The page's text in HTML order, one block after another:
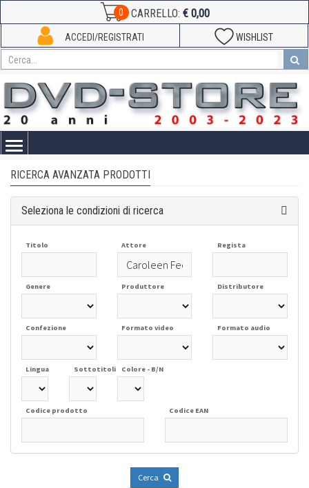
0 CARRELLO: € 0,00
WISHLIST
ACCEDI/REGISTRATI
Toggle
RICERCA AVANZATA PRODOTTI
Seleziona le condizioni di ricerca
Titolo Attore Regista
Genere Produttore Distributore
Confezione Formato video Formato audio
Lingua Sottotitoli Colore - B/N
Codice prodotto Codice EAN
Cerca